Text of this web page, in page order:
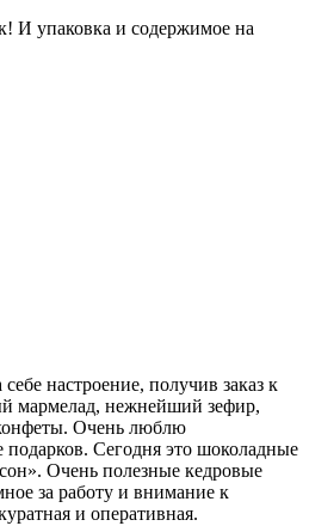
И упаковка и содержимое на
настроение, получив заказ к
мармелад, нежнейший зефир,
Очень люблю
Сегодня это шоколадные
Очень полезные кедровые
за работу и внимание к
и оперативная.